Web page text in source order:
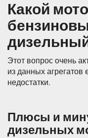
Какой
Этот вопрос очень
из данных агрегатов
недостатки.
Плюсы и
дизельных